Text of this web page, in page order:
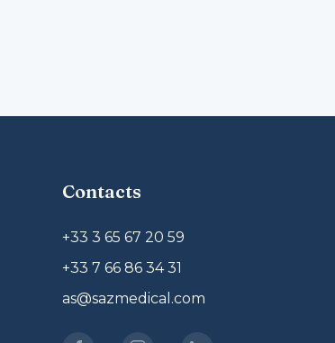
Contacts
+33 3 65 67 20 59
+33 7 66 86 34 31
as@sazmedical.com